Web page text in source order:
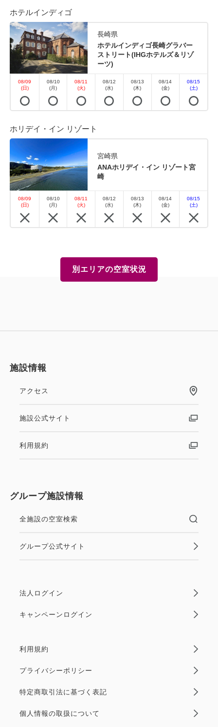
ホテルインディゴ
長崎県
ホテルインディゴ長崎グラバー
ストリート(IHGホテルズ＆リゾ
ーツ)
08/09
(日)
08/10
(月)
08/11
(火)
08/12
(水)
08/13
(木)
08/14
(金)
08/15
(土)
ホリデイ・イン リゾート
宮崎県
ANAホリデイ・イン リゾート宮
崎
08/09
(日)
08/10
(月)
08/11
(火)
08/12
(水)
08/13
(木)
08/14
(金)
08/15
(土)
別エリアの空室状況
施設情報
アクセス
施設公式サイト
利用規約
グループ施設情報
全施設の空室検索
グループ公式サイト
法人ログイン
キャンペーンログイン
利用規約
プライバシーポリシー
特定商取引法に基づく表記
個人情報の取扱について